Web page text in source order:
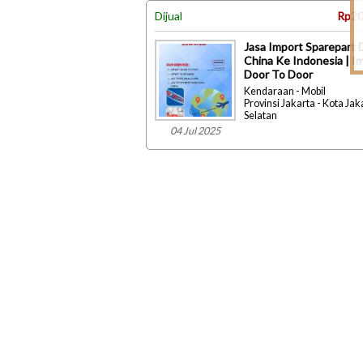
Dijual
04 Jul 2025
Jasa Import Sparepart
China Ke Indonesia |
Door To Door
Kendaraan - Mobil
Provinsi Jakarta - Kota
Selatan